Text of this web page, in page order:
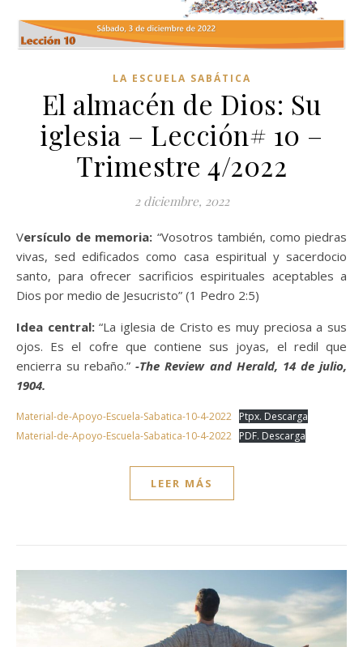
LA ESCUELA SABÁTICA
El almacén de Dios: Su
iglesia – Lección# 10 –
Trimestre 4/2022
2 diciembre, 2022
Versículo de memoria: “Vosotros también, como piedras
vivas, sed edificados como casa espiritual y sacerdocio
santo, para ofrecer sacrificios espirituales aceptables a
Dios por medio de Jesucristo” (1 Pedro 2:5)
Idea central:“La iglesia de Cristo es muy preciosa a sus
ojos. Es el cofre que contiene sus joyas, el redil que
encierra su rebaño.”-The Review and Herald, 14 de julio,
1904.
Material-de-Apoyo-Escuela-Sabatica-10-4-2022 Ptpx. Descarga
Material-de-Apoyo-Escuela-Sabatica-10-4-2022 PDF. Descarga
LEER MÁS